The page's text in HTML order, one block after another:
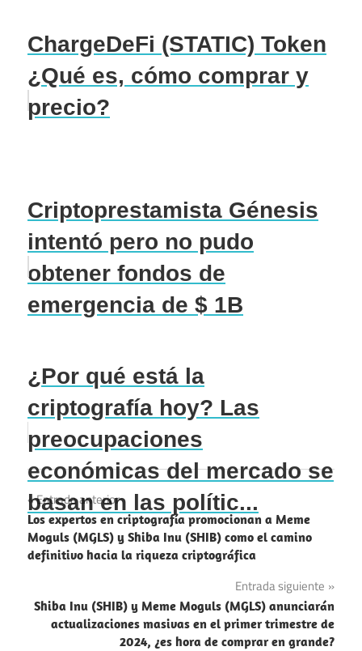
ChargeDeFi (STATIC) Token
¿Qué es, cómo comprar y
precio?
Criptoprestamista Génesis
intentó pero no pudo
obtener fondos de
emergencia de $ 1B
¿Por qué está la
criptografía hoy? Las
preocupaciones
económicas del mercado se
basan en las polític...
Navegación
de
entradas
Entrada anterior
Los expertos en criptografía promocionan a Meme
Moguls (MGLS) y Shiba Inu (SHIB) como el camino
definitivo hacia la riqueza criptográfica
Entrada siguiente
Shiba Inu (SHIB) y Meme Moguls (MGLS) anunciarán
actualizaciones masivas en el primer trimestre de
2024, ¿es hora de comprar en grande?